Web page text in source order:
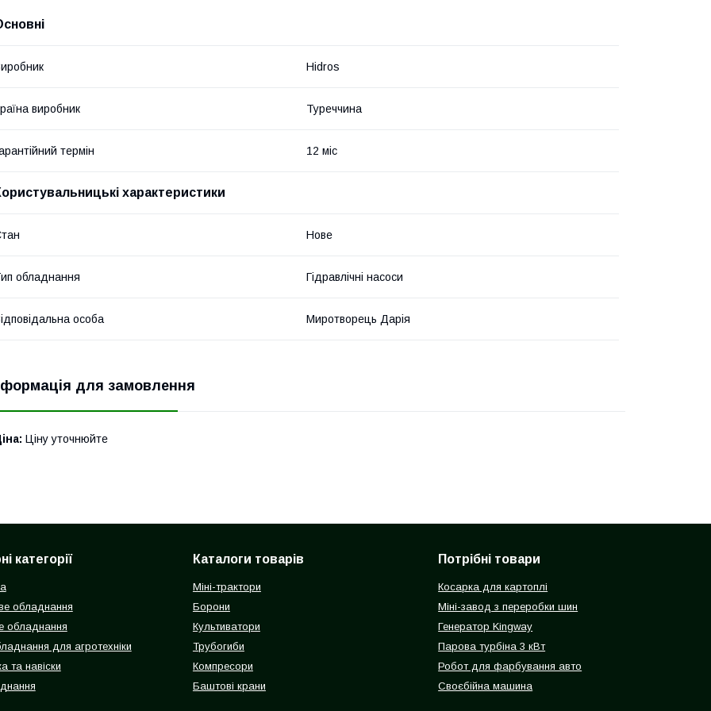
Hidros
виробник Туреччина
термін 12 міс
характеристики
Нове
обладнання Гідравлічні насоси
особа Миротворець Дарія
для замовлення
Ціну уточнюйте
категорії
обладнання
обладнання
для агротехніки
та навіски
Каталоги товарів
Міні-трактори
Борони
Культиватори
Трубогиби
Компресори
Баштові крани
Потрібні товари
Косарка для картоплі
Міні-завод з переробки шин
Генератор Kingway
Парова турбіна 3 кВт
Робот для фарбування авто
Своєбійна машина